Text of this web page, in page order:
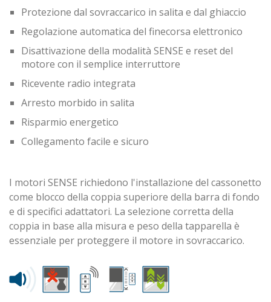
Protezione dal sovraccarico in salita e dal ghiaccio
Regolazione automatica del finecorsa elettronico
Disattivazione della modalità SENSE e reset del
motore con il semplice interruttore
Ricevente radio integrata
Arresto morbido in salita
Risparmio energetico
Collegamento facile e sicuro
I motori SENSE richiedono l'installazione del cassonetto
come blocco della coppia superiore della barra di fondo
e di specifici adattatori. La selezione corretta della
coppia in base alla misura e peso della tapparella è
essenziale per proteggere il motore in sovraccarico.